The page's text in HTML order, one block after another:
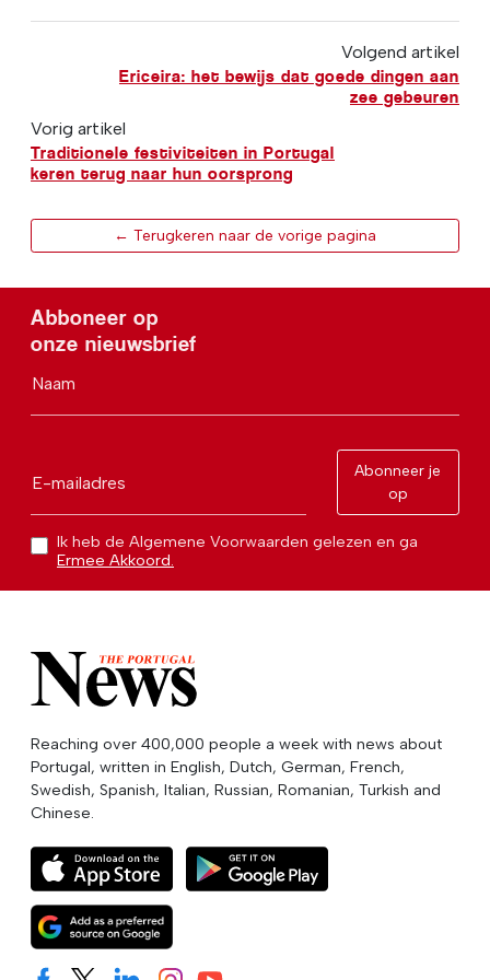
Volgend artikel
Ericeira: het bewijs dat goede dingen aan
zee gebeuren
Vorig artikel
Traditionele festiviteiten in Portugal
keren terug naar hun oorsprong
← Terugkeren naar de vorige pagina
Abboneer op
onze nieuwsbrief
Naam
E-mailadres
Abonneer je
op
Ik heb de Algemene Voorwaarden gelezen en ga
Ermee Akkoord.
Reaching over 400,000 people a week with news about
Portugal, written in English, Dutch, German, French,
Swedish, Spanish, Italian, Russian, Romanian, Turkish and
Chinese.